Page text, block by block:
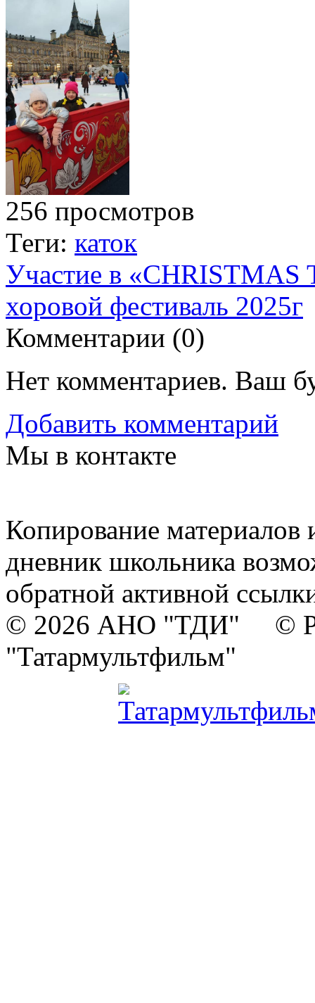
256 просмотров
Теги: каток
Участие в «CHRISTMAS
хоровой фестиваль 2025г
Комментарии (0)
Нет комментариев. Ваш
Добавить комментарий
Мы в контакте
Копирование материалов
дневник школьника
обратной активной
© 2026 АНО "ТДИ" ©
"Татармультфильм"